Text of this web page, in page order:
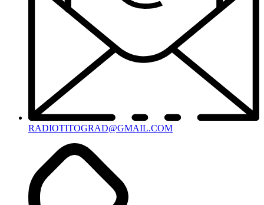
RADIOTITOGRAD@GMAIL.COM